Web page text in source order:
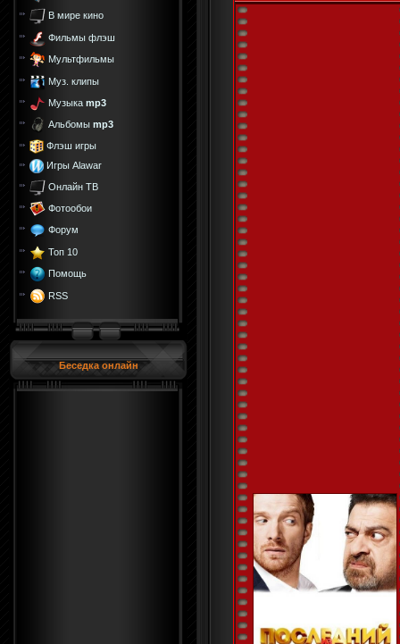
В мире кино
Фильмы флэш
Мультфильмы
Муз. клипы
Музыка mp3
Альбомы mp3
Флэш игры
Игры Alawar
Онлайн ТВ
Фотообои
Форум
Топ 10
Помощь
RSS
Беседка онлайн